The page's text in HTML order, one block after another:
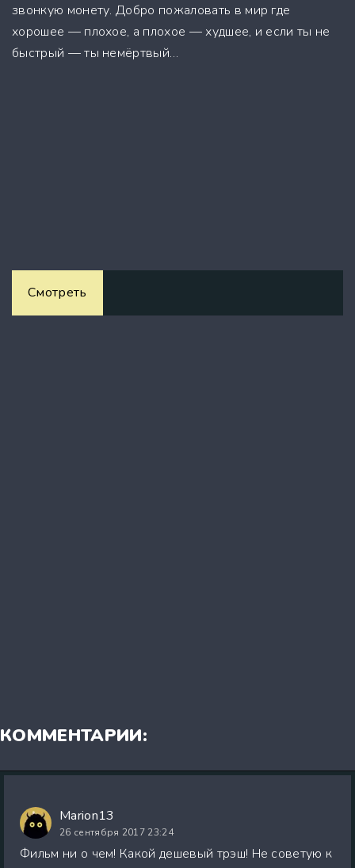
звонкую монету. Добро пожаловать в мир где
хорошее — плохое, а плохое — худшее, и если ты не
быстрый — ты немёртвый…
Смотреть
КОММЕНТАРИИ:
Marion13
26 сентября 2017 23:24
Фильм ни о чем! Какой дешевый трэш! Не советую к